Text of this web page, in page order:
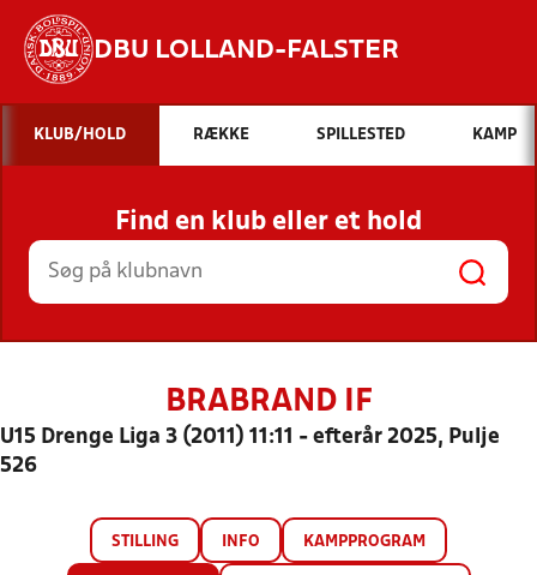
DBU LOLLAND-FALSTER
Hvad vil du søge efter?
INDHOLD OG NYHEDER
STILLINGER, RESULTATER, KLUBBER OG
HOLD
KLUB/HOLD RÆKKE SPILLESTED KAMP
Find en klub eller et hold
BRABRAND IF
U15 Drenge Liga 3 (2011) 11:11 - efterår 2025, Pulje
526
STILLING INFO KAMPPROGRAM